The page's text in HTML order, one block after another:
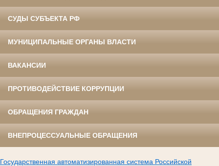
СУДЫ СУБЪЕКТА РФ
МУНИЦИПАЛЬНЫЕ ОРГАНЫ ВЛАСТИ
ВАКАНСИИ
ПРОТИВОДЕЙСТВИЕ КОРРУПЦИИ
ОБРАЩЕНИЯ ГРАЖДАН
ВНЕПРОЦЕССУАЛЬНЫЕ ОБРАЩЕНИЯ
Государственная автоматизированная система Российской